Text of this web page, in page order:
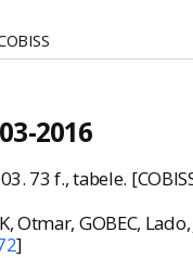
2016
73 f., tabele.
Otmar, GOBEC,
]